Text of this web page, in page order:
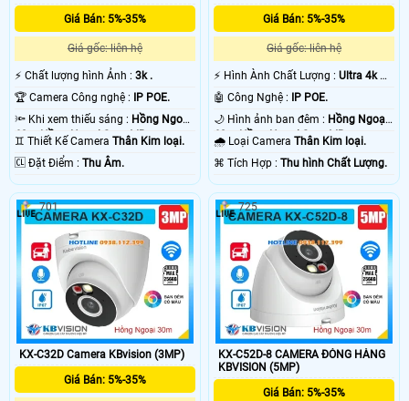
Giá Bán: 5%-35%
Giá gốc: liên hệ
️⚡ Chất lượng hình Ảnh : 3k .
🏆 Camera Công nghệ :
IP POE.
🔦 Khi xem thiếu sáng : Hồng Ngoại
60m Hồng Ngoại Smart IR.
♊ Thiết Kế Camera Thân Kim loại.
️🆑 Đặt Điểm : Thu Âm.
Giá Bán: 5%-35%
Giá gốc: liên hệ
️⚡ Hình Ành Chất Lượng :Ultra 4k 👍🏾
.
🤖️ Công Nghệ :
IP POE.
🌙 Hình ảnh ban đêm : Hồng Ngoại
60m Hồng Ngoại Smart IR.
🌧️ Loại CameraThân Kim loại.
️⌘ Tích Hợp :Thu hình Chất Lượng.
KX-C32D Camera KBvision (3MP)
Giá Bán: 5%-35%
701
KX-C52D-8 CAMERA ĐÓNG HÀNG
KBVISION (5MP)
Giá Bán: 5%-35%
725